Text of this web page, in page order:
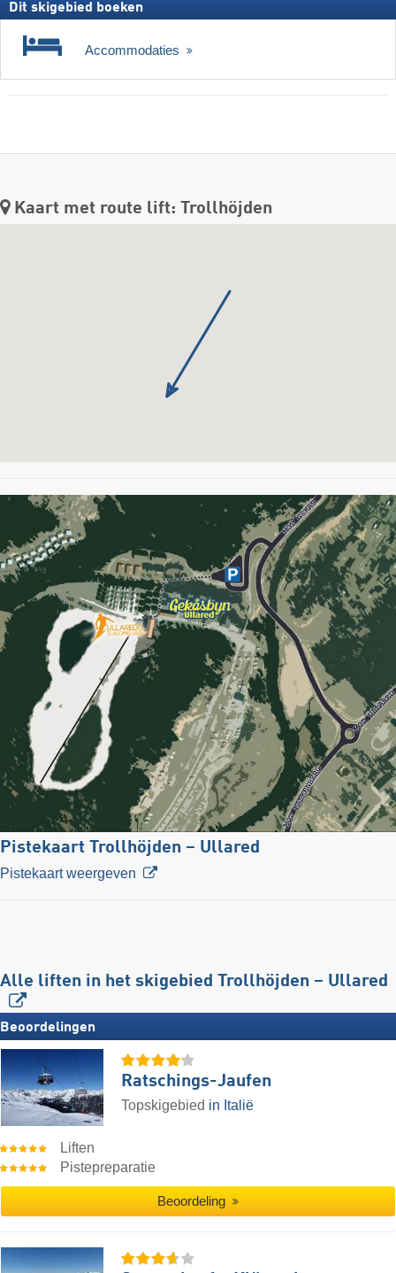
Dit skigebied boeken
Accommodaties
Kaart met route lift: Trollhöjden
Pistekaart Trollhöjden – Ullared
Pistekaart weergeven
Alle liften in het skigebied Trollhöjden – Ullared
Beoordelingen
Ratschings-Jaufen
Topskigebied in Italië
Liften
Pistepreparatie
Beoordeling